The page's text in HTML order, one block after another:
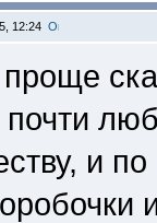
12:24
почти
и